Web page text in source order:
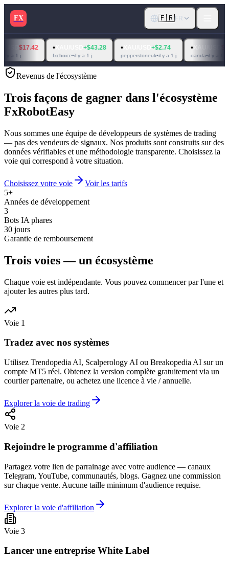
FX 🇫🇷FR
•XAU/USD +$43.28
il y a 1 j
•XAU/USD
pepperstoneuk•il y a 1 j
•XAU/USD
oanda il y a 1 j
Revenus de l'écosystème
Trois façons de gagner dans l'écosystème
FxRobotEasy
Nous sommes une équipe de développeurs de systèmes de trading
— pas des vendeurs de signaux. Nos produits sont construits sur des
données vérifiables et une méthodologie transparente. Choisissez la
voie qui correspond à votre situation.
Choisissez votre voie
Voir les tarifs
5+
Années de développement
3
Bots IA phares
30 jours
Garantie de remboursement
Trois voies — un écosystème
Chaque voie est indépendante. Vous pouvez commencer par l'une et
ajouter les autres plus tard.
Voie 1
Tradez avec nos systèmes
Utilisez Trendopedia AI, Scalperology AI ou Breakopedia AI sur un
compte MT5 réel. Obtenez la version complète gratuitement via un
courtier partenaire, ou achetez une licence à vie / annuelle.
Explorer la voie de trading
Voie 2
Rejoindre le programme d'affiliation
Partagez votre lien de parrainage avec votre audience — canaux
Telegram, YouTube, communautés, blogs. Gagnez une commission
sur chaque vente. Aucune taille minimum d'audience requise.
Explorer la voie d'affiliation
Voie 3
Lancer une entreprise White Label